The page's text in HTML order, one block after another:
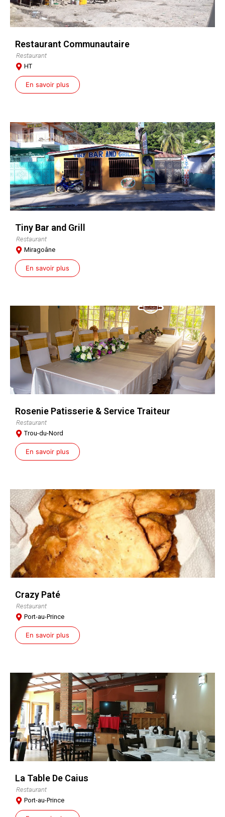
Restaurant Communautaire
Restaurant
HT
En savoir plus
Tiny Bar and Grill
Restaurant
Miragoâne
En savoir plus
Rosenie Patisserie & Service Traiteur
Restaurant
Trou-du-Nord
En savoir plus
Crazy Paté
Restaurant
Port-au-Prince
En savoir plus
La Table De Caius
Restaurant
Port-au-Prince